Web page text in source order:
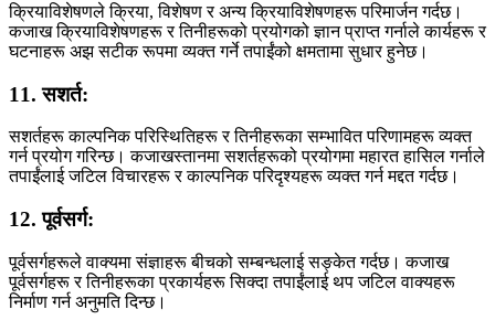
क्रियाविशेषणले क्रिया, विशेषण र अन्य क्रियाविशेषणहरू परिमार्जन गर्दछ।
कजाख क्रियाविशेषणहरू र तिनीहरूको प्रयोगको ज्ञान प्राप्त गर्नाले कार्यहरू र
घटनाहरू अझ सटीक रूपमा व्यक्त गर्ने तपाईंको क्षमतामा सुधार हुनेछ।
11. सशर्त:
सशर्तहरू काल्पनिक परिस्थितिहरू र तिनीहरूका सम्भावित परिणामहरू व्यक्त
गर्न प्रयोग गरिन्छ। कजाखस्तानमा सशर्तहरूको प्रयोगमा महारत हासिल गर्नाले
तपाईंलाई जटिल विचारहरू र काल्पनिक परिदृश्यहरू व्यक्त गर्न मद्दत गर्दछ।
12. पूर्वसर्ग:
पूर्वसर्गहरूले वाक्यमा संज्ञाहरू बीचको सम्बन्धलाई सङ्केत गर्दछ। कजाख
पूर्वसर्गहरू र तिनीहरूका प्रकार्यहरू सिक्दा तपाईंलाई थप जटिल वाक्यहरू
निर्माण गर्न अनुमति दिन्छ।